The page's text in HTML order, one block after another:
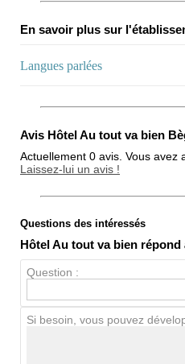
En savoir plus sur
Langues parlées
Avis Hôtel Au tout va bien
Actuellement 0 avis. Vous avez
Laissez-lui un avis !
Note globale
Questions des intéressés
Hôtel Au tout va bien
Question :
Si besoin, vous pouvez